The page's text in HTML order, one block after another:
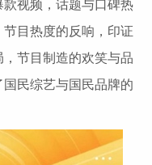
款视频，话题与口碑热
目热度的反响，印证
节目制造的欢笑与品
民综艺与国民品牌的